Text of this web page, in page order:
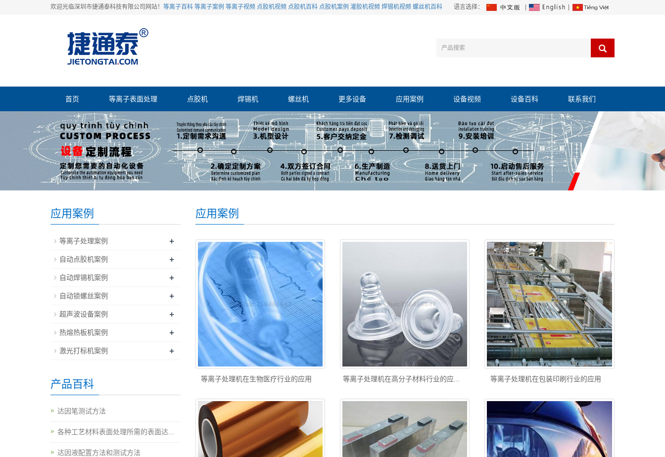
欢迎光临深圳市捷通泰科技有限公司网站！ 等离子百科 等离子案例 等离子视频 点胶机视频 点胶机百科 点胶机案例 灌胶机视频 焊锡机视频 螺丝机百科 语言选择：
首页 等离子表面处理 点胶机 焊锡机 螺丝机 更多设备 应用案例 设备视频 设备百科 联系我们
应用案例
等离子处理机在生物医疗行业的应用 等离子处理机在高分子材料行业的应... 等离子处理机在包装印刷行业的应用
应用案例
等离子处理案例 +
自动点胶机案例 +
自动焊锡机案例 +
自动锁螺丝案例 +
超声波设备案例 +
热熔热板机案例 +
激光打标机案例 +
产品百科
达因笔测试方法
各种工艺材料表面处理所需的表面达...
达因液配置方法和测试方法